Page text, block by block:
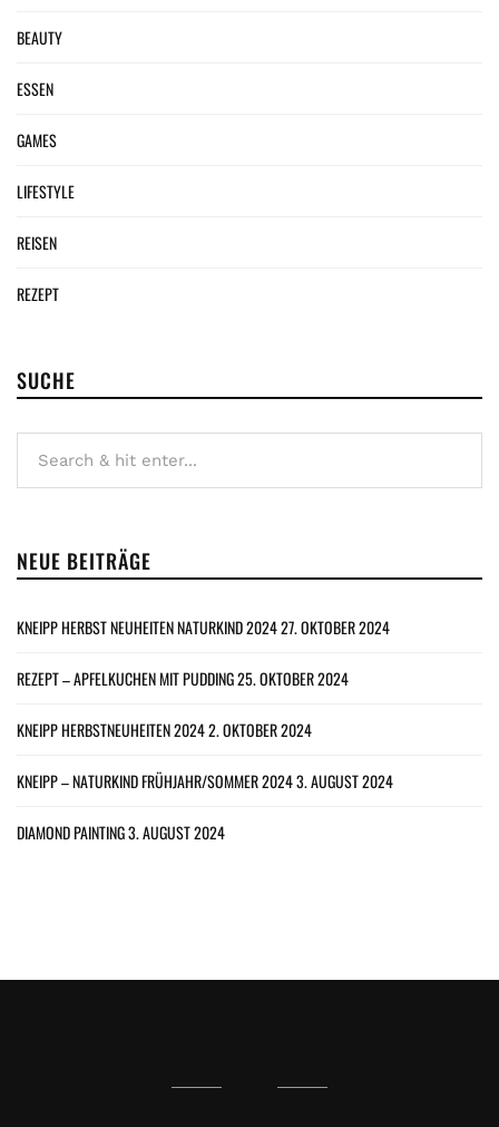
BEAUTY
ESSEN
GAMES
LIFESTYLE
REISEN
REZEPT
SUCHE
NEUE BEITRÄGE
KNEIPP HERBST NEUHEITEN NATURKIND 202427. OKTOBER 2024
REZEPT – APFELKUCHEN MIT PUDDING25. OKTOBER 2024
KNEIPP HERBSTNEUHEITEN 20242. OKTOBER 2024
KNEIPP – NATURKIND FRÜHJAHR/SOMMER 20243. AUGUST 2024
DIAMOND PAINTING3. AUGUST 2024